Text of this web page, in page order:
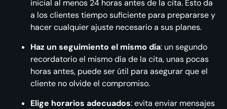
inicial al menos 24 horas antes de la cita. Esto da
a los clientes tiempo suficiente para prepararse y
hacer cualquier ajuste necesario a sus planes.
Haz un seguimiento el mismo día: un segundo
recordatorio el mismo día de la cita, unas pocas
horas antes, puede ser útil para asegurar que el
cliente no olvide el compromiso.
Elige horarios adecuados: evita enviar mensajes